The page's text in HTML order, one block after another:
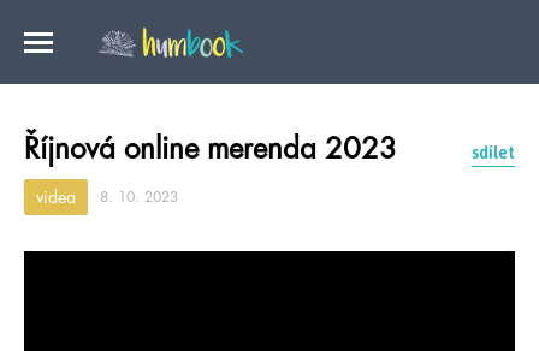
Říjnová online merenda 2023 sdílet
videa 8. 10. 2023